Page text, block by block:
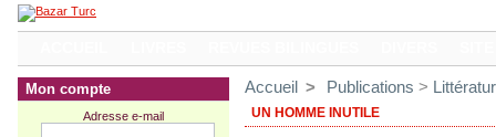
Mon compte
Adresse e-mail
Accueil > Publications >
UN HOMME INUTILE